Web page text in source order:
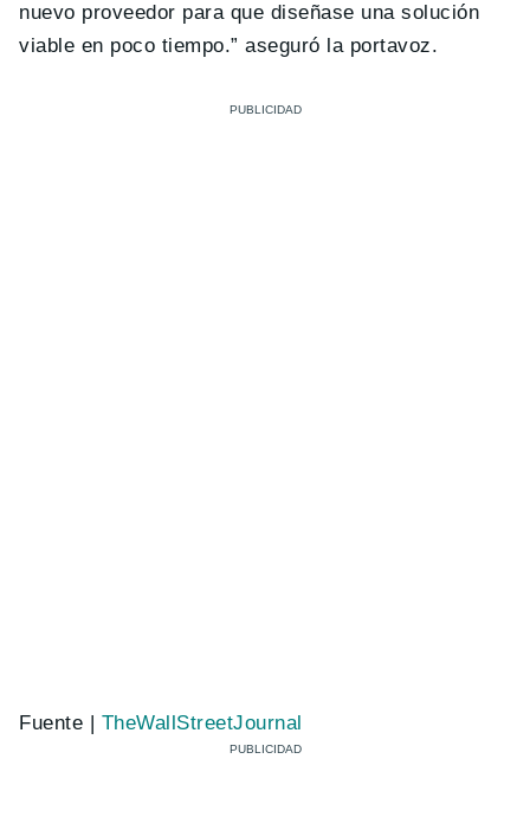
nuevo proveedor para que diseñase una solución
viable en poco tiempo.” aseguró la portavoz.
Fuente | TheWallStreetJournal